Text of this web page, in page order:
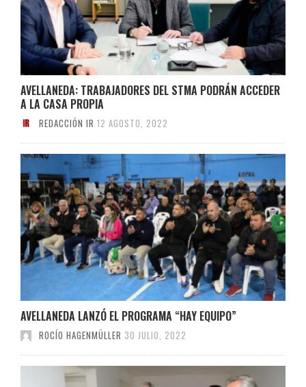
AVELLANEDA: TRABAJADORES DEL STMA PODRÁN ACCEDER
A LA CASA PROPIA
REDACCIÓN IR 12 AGOSTO, 2022
AVELLANEDA LANZÓ EL PROGRAMA “HAY EQUIPO”
ROCÍO HAGENMÜLLER 30 JULIO, 2022